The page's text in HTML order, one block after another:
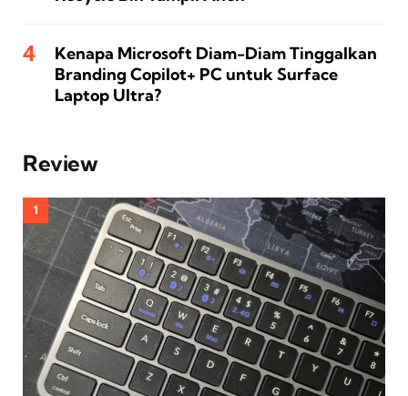
Kenapa Microsoft Diam-Diam Tinggalkan
Branding Copilot+ PC untuk Surface
Laptop Ultra?
Review